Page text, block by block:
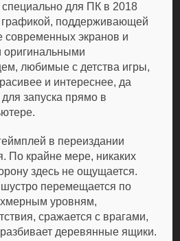
для ПК в 2018
графикой, поддерживающей
современных экранов и
оригинальными
любимые с детства игры,
и интереснее, да
запуска прямо в
в переиздании
По крайне мере, никаких
здесь не ощущается.
перемещается по
уровням,
сражается с врагами,
деревянные ящики.